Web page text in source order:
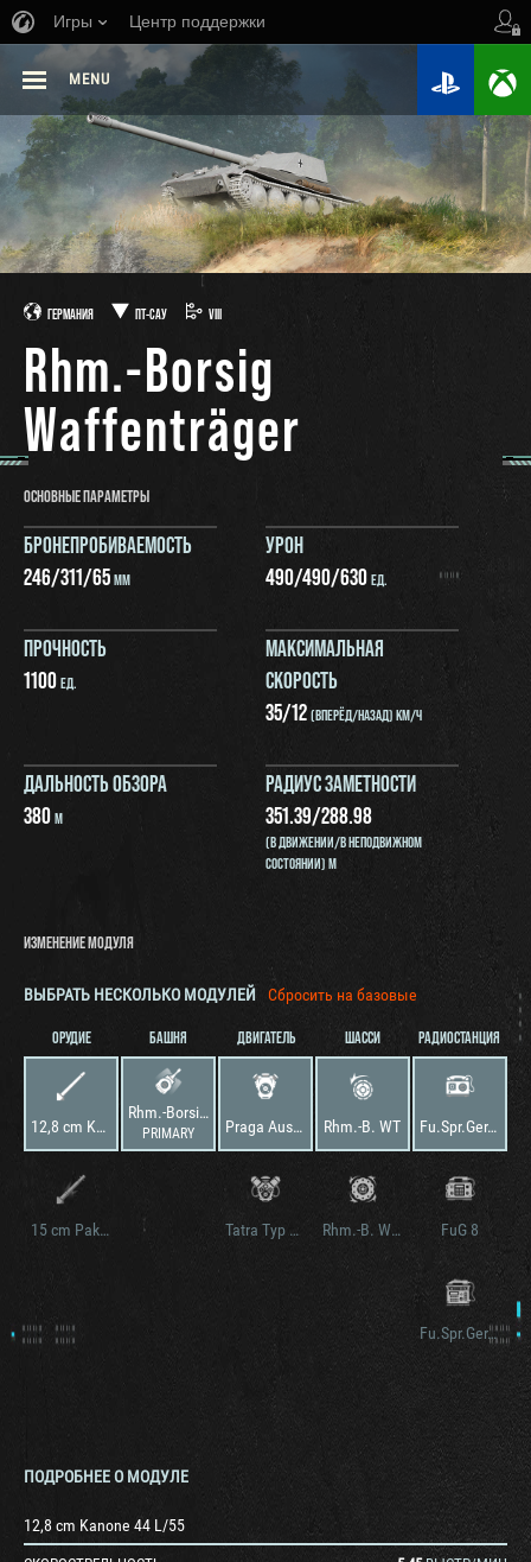
Игры Центр поддержки
MENU
ГЕРМАНИЯ ПТ-САУ VIII
Rhm.-Borsig
Waffenträger
ОСНОВНЫЕ ПАРАМЕТРЫ
БРОНЕПРОБИВАЕМОСТЬ
246/311/65ММ
УРОН
490/490/630ЕД.
ПРОЧНОСТЬ
1100ЕД.
МАКСИМАЛЬНАЯ
СКОРОСТЬ
35/12(ВПЕРЁД/НАЗАД) КМ/Ч
ДАЛЬНОСТЬ ОБЗОРА
380М
РАДИУС ЗАМЕТНОСТИ
351.39/288.98
(В ДВИЖЕНИИ/В НЕПОДВИЖНОМ
СОСТОЯНИИ) М
ИЗМЕНЕНИЕ МОДУЛЯ
ВЫБРАТЬ НЕСКОЛЬКО МОДУЛЕЙ Сбросить на базовые
ОРУДИЕ
12,8 cm Kanone 44 L/55
15 cm Pak L/29.5
БАШНЯ
Rhm.-Borsig Waffenträger
PRIMARY
ДВИГАТЕЛЬ
Praga Ausf. IV
Tatra Typ TD 103 P
ШАССИ
Rhm.-B. WT
Rhm.-B. WT verstärkte ketten
РАДИОСТАНЦИЯ
Fu.Spr.Ger. "f"
FuG 8
Fu.Spr.Ger. "a"
ПОДРОБНЕЕ О МОДУЛЕ
12,8 cm Kanone 44 L/55